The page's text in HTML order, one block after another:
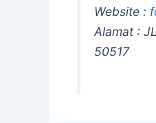
Website :
Alamat :
50517